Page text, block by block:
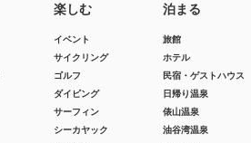
楽しむ
イベント
サイクリング
ゴルフ
ダイビング
サーフィン
シーカヤック
泊まる
旅館
ホテル
民宿・ゲストハウス
日帰り温泉
俵山温泉
油谷湾温泉